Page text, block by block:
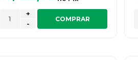
-
+
COMPRAR